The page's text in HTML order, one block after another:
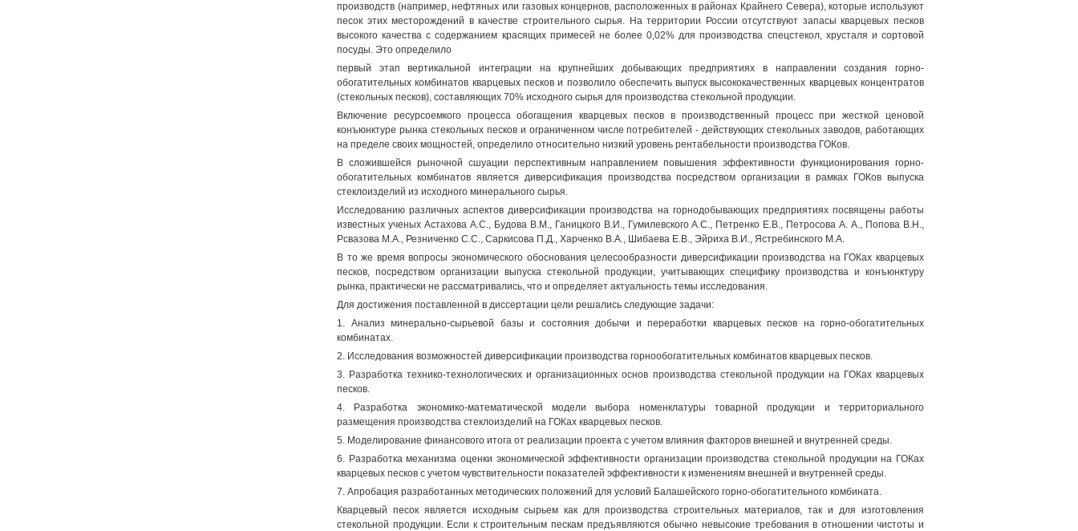
производств (например, нефтяных или газовых концернов, расположенных в районах Крайнего Севера), которые используют
песок этих месторождений в качестве строительного сырья. На территории России отсутствуют запасы кварцевых песков
высокого качества с содержанием красящих примесей не более 0,02% для производства спецстекол, хрусталя и сортовой
посуды. Это определило
первый этап вертикальной интеграции на крупнейших добывающих предприятиях в направлении создания горно-
обогатительных комбинатов кварцевых песков и позволило обеспечить выпуск высококачественных кварцевых концентратов
(стекольных песков), составляющих 70% исходного сырья для производства стекольной продукции.
Включение ресурсоемкого процесса обогащения кварцевых песков в производственный процесс при жесткой ценовой
конъюнктуре рынка стекольных песков и ограниченном числе потребителей - действующих стекольных заводов, работающих
на пределе своих мощностей, определило относительно низкий уровень рентабельности производства ГОКов.
В сложившейся рыночной сшуации перспективным направлением повышения эффективности функционирования горно-
обогатительных комбинатов является диверсификация производства посредством организации в рамках ГОКов выпуска
стеклоизделий из исходного минерального сырья.
Исследованию различных аспектов диверсификации производства на горнодобывающих предприятиях посвящены работы
известных ученых Астахова А.С., Будова В.М., Ганицкого В.И., Гумилевского А.С., Петренко Е.В., Петросова А. А., Попова В.Н.,
Рсвазова М.А., Резниченко С.С., Саркисова П.Д., Харченко В.А., Шибаева Е.В., Эйриха В.И., Ястребинского М.А.
В то же время вопросы экономического обоснования целесообразности диверсификации производства на ГОКах кварцевых
песков, посредством организации выпуска стекольной продукции, учитывающих специфику производства и конъюнктуру
рынка, практически не рассматривались, что и определяет актуальность темы исследования.
Для достижения поставленной в диссертации цели решались следующие задачи:
1. Анализ минерально-сырьевой базы и состояния добычи и переработки кварцевых песков на горно-обогатительных
комбинатах.
2. Исследования возможностей диверсификации производства горнообогатительных комбинатов кварцевых песков.
3. Разработка технико-технологических и организационных основ производства стекольной продукции на ГОКах кварцевых
песков.
4. Разработка экономико-математической модели выбора номенклатуры товарной продукции и территориального
размещения производства стеклоизделий на ГОКах кварцевых песков.
5. Моделирование финансового итога от реализации проекта с учетом влияния факторов внешней и внутренней среды.
6. Разработка механизма оценки экономической эффективности организации производства стекольной продукции на ГОКах
кварцевых песков с учетом чувствительности показателей эффективности к изменениям внешней и внутренней среды.
7. Апробация разработанных методических положений для условий Балашейского горно-обогатительного комбината.
Кварцевый песок является исходным сырьем как для производства строительных материалов, так и для изготовления
стекольной продукции. Если к строительным пескам предъявляются обычно невысокие требования в отношении чистоты и